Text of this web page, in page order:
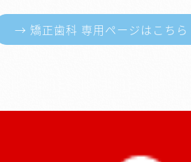
→ 矯正歯科 専用ページはこちら